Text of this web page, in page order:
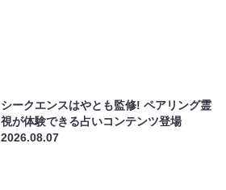
シークエンスはやとも監修! ペアリング霊
視が体験できる占いコンテンツ登場
2026.08.07